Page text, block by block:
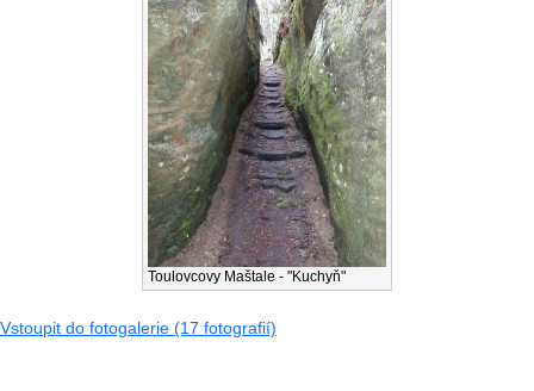
Toulovcovy Maštale - "Kuchyň"
Vstoupit do fotogalerie (17 fotografií)